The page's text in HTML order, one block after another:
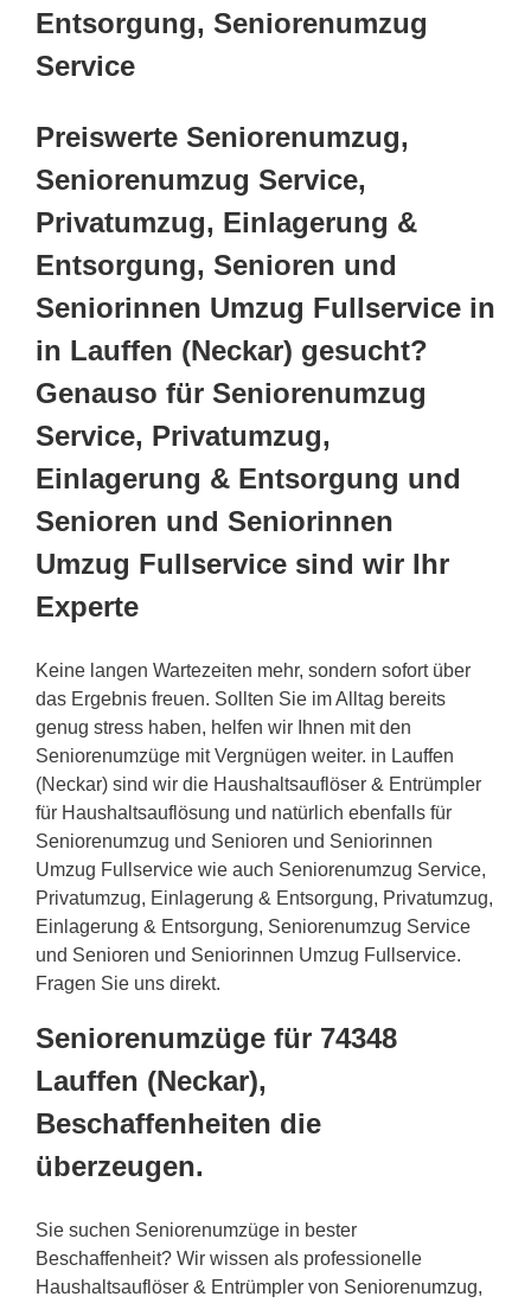
Entsorgung, Seniorenumzug
Service
Preiswerte Seniorenumzug,
Seniorenumzug Service,
Privatumzug, Einlagerung &
Entsorgung, Senioren und
Seniorinnen Umzug Fullservice in
in Lauffen (Neckar) gesucht?
Genauso für Seniorenumzug
Service, Privatumzug,
Einlagerung & Entsorgung und
Senioren und Seniorinnen
Umzug Fullservice sind wir Ihr
Experte
Keine langen Wartezeiten mehr, sondern sofort über
das Ergebnis freuen. Sollten Sie im Alltag bereits
genug stress haben, helfen wir Ihnen mit den
Seniorenumzüge mit Vergnügen weiter. in Lauffen
(Neckar) sind wir die Haushaltsauflöser & Entrümpler
für Haushaltsauflösung und natürlich ebenfalls für
Seniorenumzug und Senioren und Seniorinnen
Umzug Fullservice wie auch Seniorenumzug Service,
Privatumzug, Einlagerung & Entsorgung, Privatumzug,
Einlagerung & Entsorgung, Seniorenumzug Service
und Senioren und Seniorinnen Umzug Fullservice.
Fragen Sie uns direkt.
Seniorenumzüge für 74348
Lauffen (Neckar),
Beschaffenheiten die
überzeugen.
Sie suchen Seniorenumzüge in bester
Beschaffenheit? Wir wissen als professionelle
Haushaltsauflöser & Entrümpler von Seniorenumzug,